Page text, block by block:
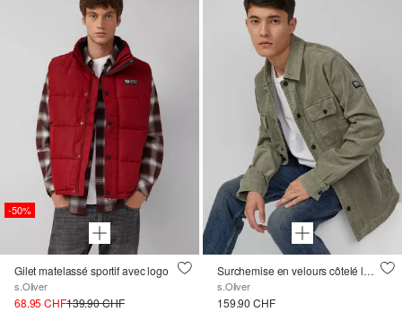
-50%
Gilet matelassé sportif avec logo
s.Oliver
68.95 CHF139.90 CHF
Surchemise en velours côtelé lavé avec poches poitrine
s.Oliver
159.90 CHF